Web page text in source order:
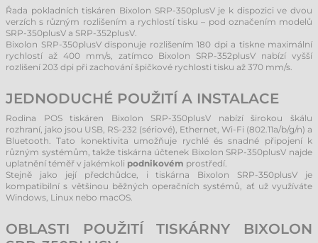
Řada pokladních tiskáren Bixolon SRP-350plusV je k dispozici ve dvou
verzích s různým rozlišením a rychlostí tisku – pod označením modelů
SRP-350plusV a SRP-352plusV.
Bixolon SRP-350plusV disponuje rozlišením 180 dpi a tiskne maximální
rychlostí až 400 mm/s, zatímco Bixolon SRP-352plusV nabízí vyšší
rozlišení 203 dpi při zachování špičkové rychlosti tisku až 370 mm/s.
JEDNODUCHÉ POUŽITÍ A INSTALACE
Rodina POS tiskáren Bixolon SRP-350plusV nabízí širokou škálu
rozhraní, jako jsou USB, RS-232 (sériové), Ethernet, Wi-Fi (802.11a/b/g/n) a
Bluetooth. Tato konektivita umožňuje rychlé és snadné připojení k
různým systémům, takže tiskárna účtenek Bixolon SRP-350plusV najde
uplatnění téměř v jakémkoli podnikovém prostředí.
Stejně jako její předchůdce, i tiskárna Bixolon SRP-350plusV je
kompatibilní s většinou běžných operačních systémů, ať už využíváte
Windows, Linux nebo macOS.
OBLASTI POUŽITÍ TISKÁRNY BIXOLON